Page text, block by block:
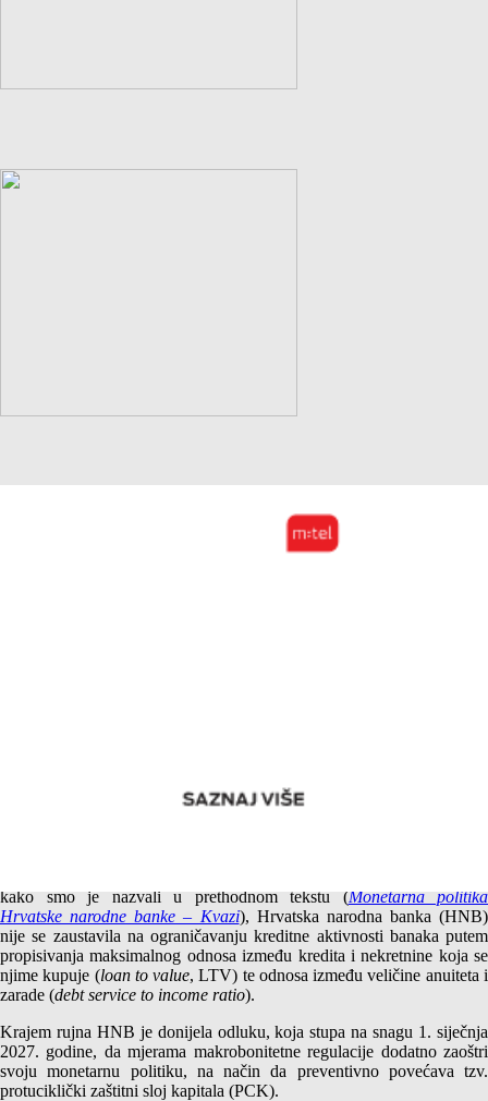
Nove monetarne restrikcije Hrvatske narodne banke –
kako smo je nazvali u prethodnom tekstu (Monetarna politika
Hrvatske narodne banke – Kvazi), Hrvatska narodna banka (HNB)
nije se zaustavila na ograničavanju kreditne aktivnosti banaka putem
propisivanja maksimalnog odnosa između kredita i nekretnine koja se
njime kupuje (loan to value, LTV) te odnosa između veličine anuiteta i
zarade (debt service to income ratio).
Krajem rujna HNB je donijela odluku, koja stupa na snagu 1. siječnja
2027. godine, da mjerama makrobonitetne regulacije dodatno zaoštri
svoju monetarnu politiku, na način da preventivno povećava tzv.
protuciklički zaštitni sloj kapitala (PCK).